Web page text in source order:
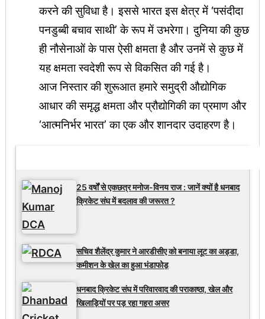
करने की सुविधा है। इससे भारत इस क्षेत्र में ‘पसंदीदा
पनडुब्बी बचाव साथी’ के रूप में उभरेगा। दुनिया की कुछ
ही नौसेनाओं के पास ऐसी क्षमता है और उनमें से कुछ में
यह क्षमता स्वदेशी रूप से विकसित की गई है।
आज निस्तार की शुरूआत हमारे समुद्री औद्योगिक
आधार की समृद्ध क्षमता और प्रौद्योगिकी का प्रमाण और
‘आत्मनिर्भर भारत’ का एक और शानदार उदाहरण है।
25 वर्षों से एकछत्र मनोज-विनय राज : जानें क्यों है धनबाद
क्रिकेट संघ में बदलाव की जरूरत ?
सचिव शैलेंद्र कुमार ने आरडीसीए को बनाया लूट का अड्डा,
कमीशन के खेल का हुआ भंडाफोड़
धनबाद क्रिकेट संघ में परिवारवाद की पराकाष्ठा, खेल और
खिलाड़ियों पर पड़ रहा गहरा असर